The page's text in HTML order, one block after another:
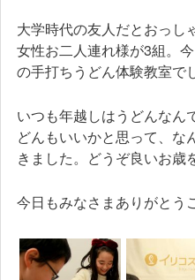
大学時代の友人だとおっし
女性お二人連れ様が3組。
の手打ちうどん体験教室で
いつも年越しはうどんなん
どんもいいかと思って、な
きました。どうぞ良いお歳
今日もみなさまありがとう